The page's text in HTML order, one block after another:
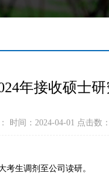
年接收硕士
时间：2024-04-01 点击数：
考生调剂至公司读研。